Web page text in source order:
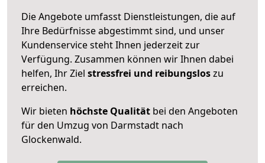
Die Angebote umfasst Dienstleistungen, die auf
Ihre Bedürfnisse abgestimmt sind, und unser
Kundenservice steht Ihnen jederzeit zur
Verfügung. Zusammen können wir Ihnen dabei
helfen, Ihr Ziel stressfrei und reibungsloszu
erreichen.
Wir bieten höchste Qualität bei den Angeboten
für den Umzug von Darmstadt nach
Glockenwald.